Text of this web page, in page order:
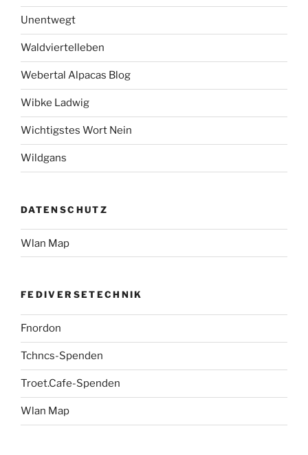
Unentwegt
Waldviertelleben
Webertal Alpacas Blog
Wibke Ladwig
Wichtigstes Wort Nein
Wildgans
DATENSCHUTZ
Wlan Map
FEDIVERSETECHNIK
Fnordon
Tchncs-Spenden
Troet.Cafe-Spenden
Wlan Map